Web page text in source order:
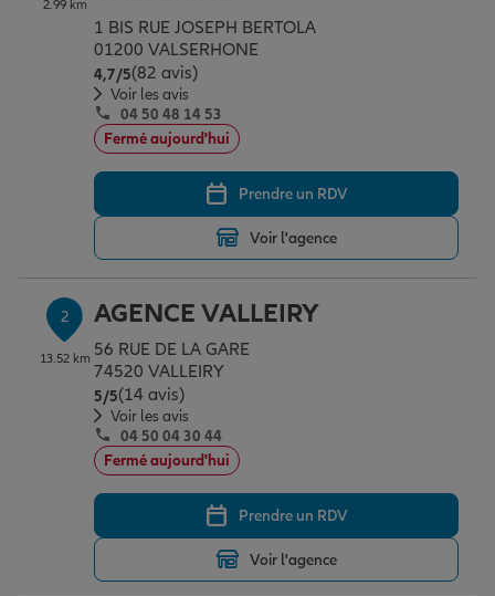
Assurance emprunteur
Prévoyance et dépendance
Assurance animal de compagnie
Protection de la famille
Protection juridique
Épargne & retraite
Plan épargne retraite
Assurance vie
Placements financiers
Investissements immobiliers
Transmission
Vos projets
Partir en vacances
Déménager
Changer de voiture
Départ à la retraite
Préparer l’avenir
Conseil assurance
Outre-mer
Assurance auto
Assurance habitation
Le Pack Famille
Garantie des accidents de la vie
Professionnels
Allianz en France
2.99 km
1 BIS RUE JOSEPH BERTOLA
01200 VALSERHONE
4,7/5Note de 4.7 sur 5
(82 avis)
Voir les avis
04 50 48 14 53
Fermé aujourd'hui
Prendre un RDV
Voir l'agence
2
13.52 km
AGENCE VALLEIRY
56 RUE DE LA GARE
74520 VALLEIRY
5/5Note de 5 sur 5
(14 avis)
Voir les avis
04 50 04 30 44
Fermé aujourd'hui
Prendre un RDV
Voir l'agence